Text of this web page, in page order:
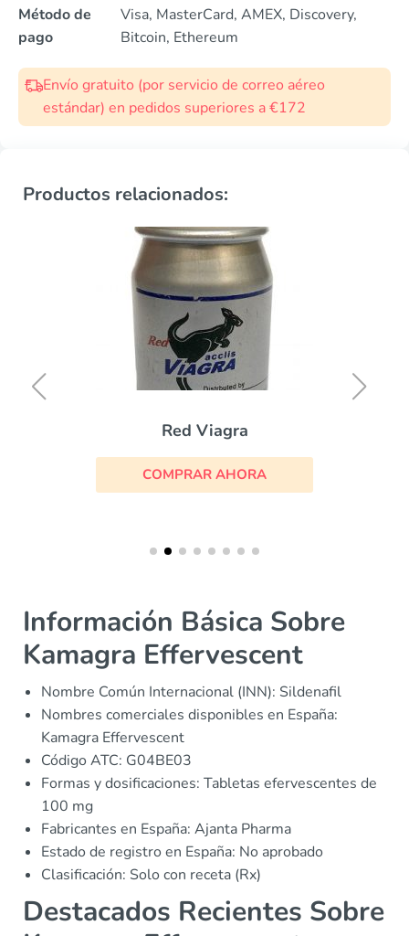
Método de
pago
Visa, MasterCard, AMEX, Discovery,
Bitcoin, Ethereum
Envío gratuito (por servicio de correo aéreo
estándar) en pedidos superiores a €172
Productos relacionados:
Red Viagra
COMPRAR AHORA
Información Básica Sobre
Kamagra Effervescent
Nombre Común Internacional (INN): Sildenafil
Nombres comerciales disponibles en España:
Kamagra Effervescent
Código ATC: G04BE03
Formas y dosificaciones: Tabletas efervescentes de
100 mg
Fabricantes en España: Ajanta Pharma
Estado de registro en España: No aprobado
Clasificación: Solo con receta (Rx)
Destacados Recientes Sobre